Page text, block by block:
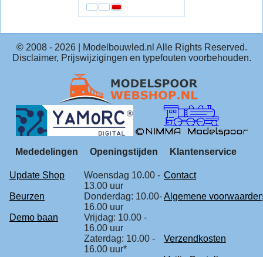
© 2008 - 2026| Modelbouwled.nl Alle Rights Reserved.
Disclaimer, Prijswijzigingen en typefouten voorbehouden.
Mededelingen Openingstijden Klantenservice
Update Shop
Woensdag 10.00 -
13.00 uur
Contact
Beurzen
Donderdag: 10.00-
16.00 uur
Algemene voorwaarden
Demo baan
Vrijdag: 10.00 -
16.00 uur
Zaterdag: 10.00 -
16.00 uur*
Verzendkosten